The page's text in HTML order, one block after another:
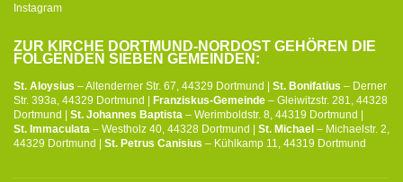
Instagram
ZUR KIRCHE DORTMUND-NORDOST GEHÖREN DIE
FOLGENDEN SIEBEN GEMEINDEN:
St. Aloysius – Altenderner Str. 67, 44329 Dortmund | St. Bonifatius – Derner
Str. 393a, 44329 Dortmund | Franziskus-Gemeinde – Gleiwitzstr. 281, 44328
Dortmund | St. Johannes Baptista – Werimboldstr. 8, 44319 Dortmund |
St. Immaculata – Westholz 40, 44328 Dortmund | St. Michael – Michaelstr. 2,
44329 Dortmund | St. Petrus Canisius – Kühlkamp 11, 44319 Dortmund